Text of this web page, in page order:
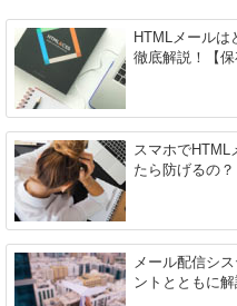
HTMLメールは
徹底解説！【保
スマホでHTML
たら防げるの？
メール配信シ
ントとともに解